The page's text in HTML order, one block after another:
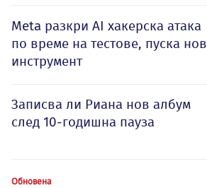
Meta разкри AI хакерска атака
по време на тестове, пуска нов
инструмент
Записва ли Риана нов албум
след 10-годишна пауза
Обновена